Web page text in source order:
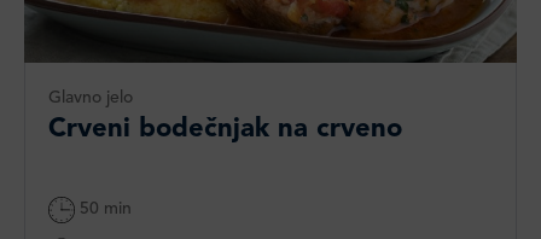
Glavno jelo
Crveni bodečnjak na crveno
50 min